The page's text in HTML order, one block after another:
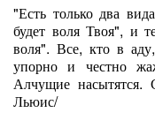
"Есть только два
будет воля Твоя", и
воля". Все, кто в
упорно и честно
Алчущие
Льюис/